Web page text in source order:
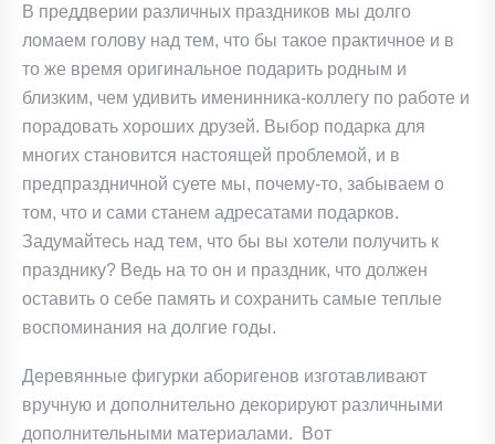
В преддверии различных праздников мы долго
ломаем голову над тем, что бы такое практичное и в
то же время оригинальное подарить родным и
близким, чем удивить именинника-коллегу по работе и
порадовать хороших друзей. Выбор подарка для
многих становится настоящей проблемой, и в
предпраздничной суете мы, почему-то, забываем о
том, что и сами станем адресатами подарков.
Задумайтесь над тем, что бы вы хотели получить к
празднику? Ведь на то он и праздник, что должен
оставить о себе память и сохранить самые теплые
воспоминания на долгие годы.
Деревянные фигурки аборигенов изготавливают
вручную и дополнительно декорируют различными
дополнительными материалами. Вот